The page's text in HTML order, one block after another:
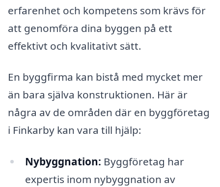
erfarenhet och kompetens som krävs för
att genomföra dina byggen på ett
effektivt och kvalitativt sätt.
En byggfirma kan bistå med mycket mer
än bara själva konstruktionen. Här är
några av de områden där en byggföretag
i Finkarby kan vara till hjälp:
Nybyggnation: Byggföretag har
expertis inom nybyggnation av